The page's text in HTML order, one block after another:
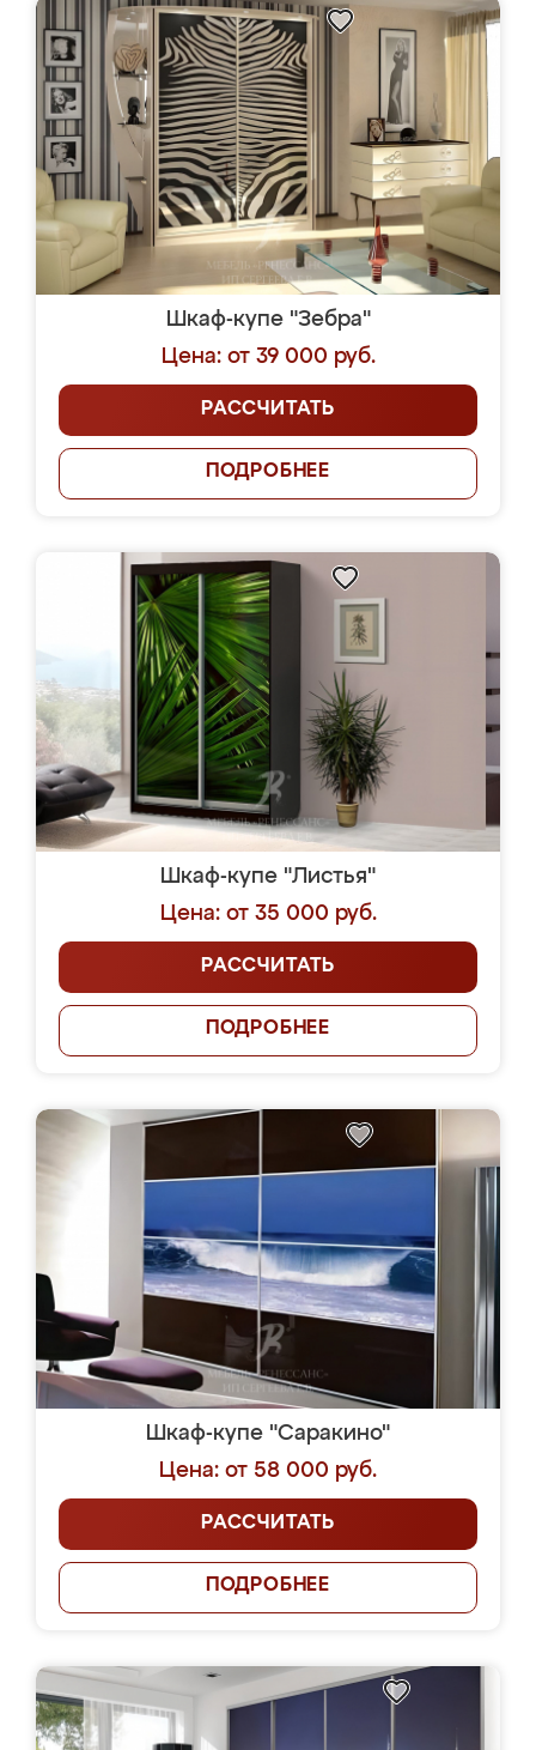
Шкаф-купе "Зебра"
Цена: от 39 000 руб.
РАССЧИТАТЬ
ПОДРОБНЕЕ
Шкаф-купе "Листья"
Цена: от 35 000 руб.
РАССЧИТАТЬ
ПОДРОБНЕЕ
Шкаф-купе "Саракино"
Цена: от 58 000 руб.
РАССЧИТАТЬ
ПОДРОБНЕЕ